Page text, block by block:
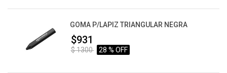
GOMA P/LAPIZ TRIANGULAR NEGRA
$931
$ 1300 28 % OFF